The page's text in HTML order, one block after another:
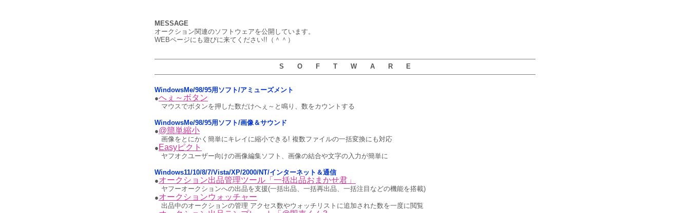
MESSAGE
オークション関連のソフトウェアを公開しています。
WEBページにも遊びに来てください!!（＾＾）
S O F T W A R E
WindowsMe/98/95用ソフト/アミューズメント
●へぇ～ボタン
マウスでボタンを押した数だけへぇ～と鳴り、数をカウントする
WindowsMe/98/95用ソフト/画像＆サウンド
●@簡単縮小
画像をとにかく簡単にキレイに縮小できる! 複数ファイルの一括変換にも対応
● Easyピクト
ヤフオクユーザー向けの画像編集ソフト、画像の結合や文字の入力が簡単に
Windows11/10/8/7/Vista/XP/2000/NT/インターネット＆通信
●オークション出品管理ツール「一括出品おまかせ君」
ヤフーオークションへの出品を支援(一括出品、一括再出品、一括注目などの機能を搭載)
●オークションウォッチャー
出品中のオークションの管理 アクセス数やウォッチリストに追加された数を一度に閲覧